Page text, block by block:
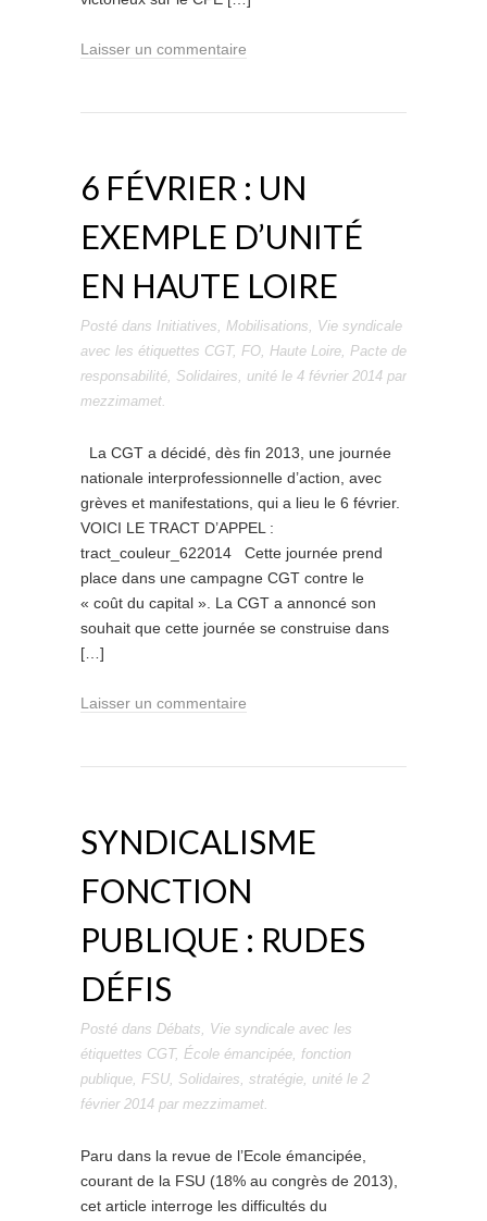
Laisser un commentaire
6 FÉVRIER : UN
EXEMPLE D’UNITÉ
EN HAUTE LOIRE
Posté dans Initiatives, Mobilisations, Vie syndicale
avec les étiquettes CGT, FO, Haute Loire, Pacte de
responsabilité, Solidaires, unité le 4 février 2014 par
mezzimamet.
La CGT a décidé, dès fin 2013, une journée
nationale interprofessionnelle d’action, avec
grèves et manifestations, qui a lieu le 6 février.
VOICI LE TRACT D’APPEL :
tract_couleur_622014 Cette journée prend
place dans une campagne CGT contre le
« coût du capital ». La CGT a annoncé son
souhait que cette journée se construise dans
[…]
Laisser un commentaire
SYNDICALISME
FONCTION
PUBLIQUE : RUDES
DÉFIS
Posté dans Débats, Vie syndicale avec les
étiquettes CGT, École émancipée, fonction
publique, FSU, Solidaires, stratégie, unité le 2
février 2014 par mezzimamet.
Paru dans la revue de l’Ecole émancipée,
courant de la FSU (18% au congrès de 2013),
cet article interroge les difficultés du